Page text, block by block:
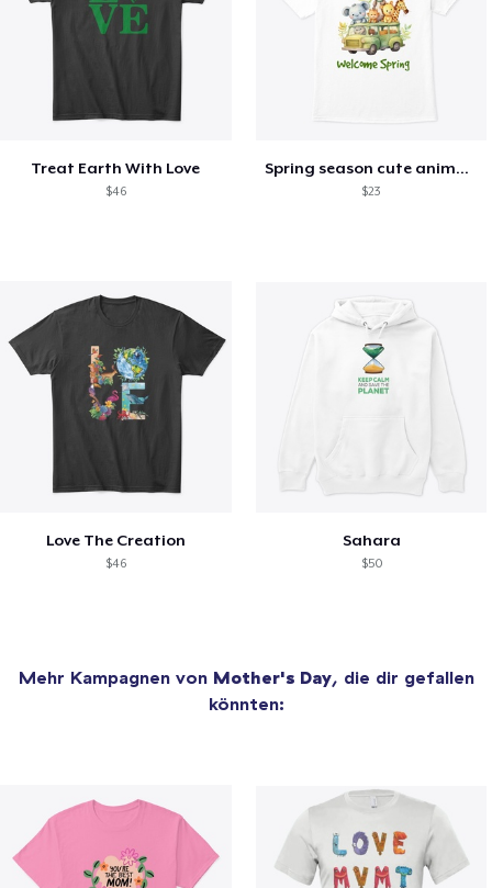
Treat Earth With Love
$46
Spring season cute animal kids tshirt
$23
Love The Creation
$46
Sahara
$50
Mehr Kampagnen von Mother's Day, die dir gefallen
könnten: